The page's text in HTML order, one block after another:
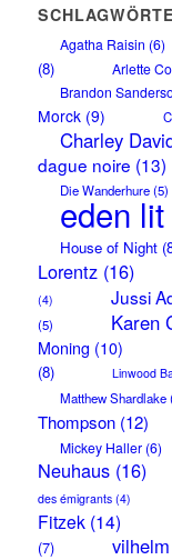
Agatha Raisin (6)
(8)
Arlette
Brandon
Morck(9)
Charley
dague noire (13)
Die Wanderhure(5)
eden lit
House of Night
Lorentz(16)
(4)
Jussi
(5)
Karen
Moning (10)
(8)
Linwood
Matthew Shardlake
Thompson(12)
Mickey Haller(6)
Neuhaus(16)
des émigrants(4)
Fitzek(14)
(7)